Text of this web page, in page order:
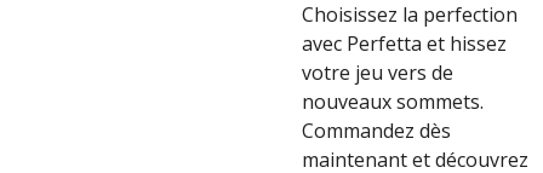
Choisissez la perfection
avec Perfetta et hissez
votre jeu vers de
nouveaux sommets.
Commandez dès
maintenant et découvrez